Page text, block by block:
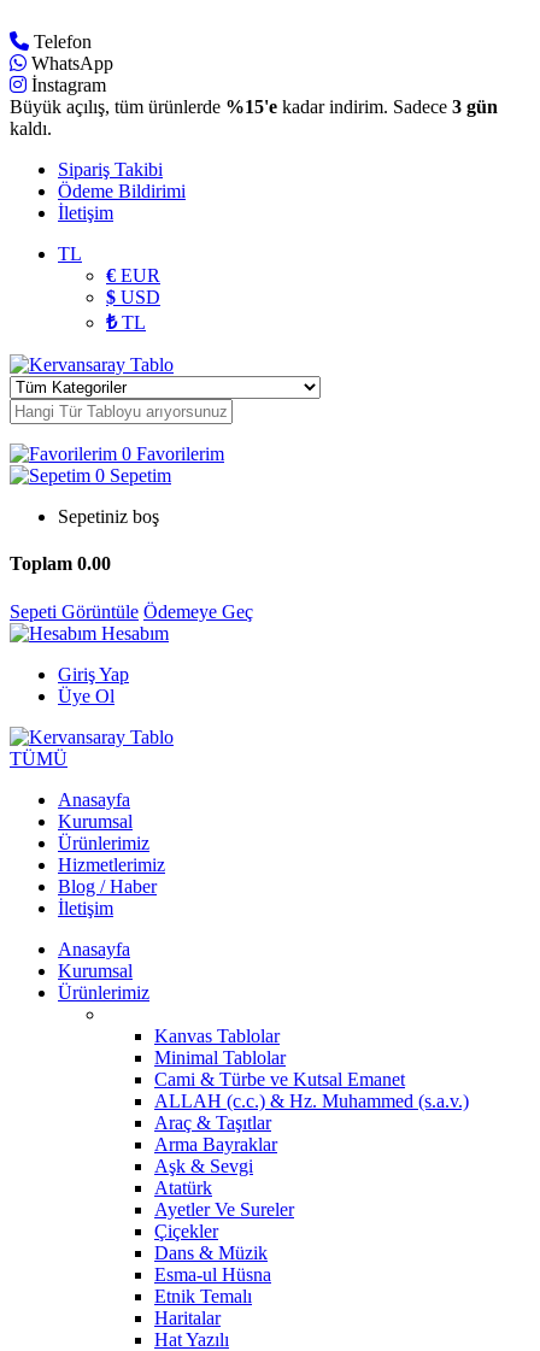
Telefon
WhatsApp
İnstagram
Büyük açılış, tüm ürünlerde %15'e kadar indirim. Sadece 3 gün
kaldı.
Sipariş Takibi
Ödeme Bildirimi
İletişim
TL
€ EUR
$ USD
₺TL
0 Favorilerim
0 Sepetim
Sepetiniz boş
Toplam 0.00
Sepeti Görüntüle Ödemeye Geç
Hesabım
Giriş Yap
Üye Ol
TÜMÜ
Anasayfa
Kurumsal
Ürünlerimiz
Hizmetlerimiz
Blog / Haber
İletişim
Anasayfa
Kurumsal
Ürünlerimiz
Kanvas Tablolar
Minimal Tablolar
Cami & Türbe ve Kutsal Emanet
ALLAH (c.c.) & Hz. Muhammed (s.a.v.)
Araç & Taşıtlar
Arma Bayraklar
Aşk & Sevgi
Atatürk
Ayetler Ve Sureler
Çiçekler
Dans & Müzik
Esma-ul Hüsna
Etnik Temalı
Haritalar
Hat Yazılı